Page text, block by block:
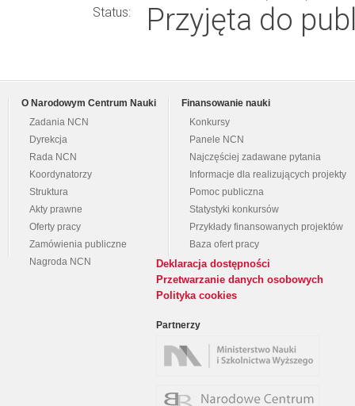
Status: Przyjęta do
O Narodowym Centrum Nauki
Zadania NCN
Dyrekcja
Rada NCN
Koordynatorzy
Struktura
Akty prawne
Oferty pracy
Zamówienia publiczne
Nagroda NCN
Finansowanie nauki
Konkursy
Panele NCN
Najczęściej zadawane pytania
Informacje dla realizujących projekty
Pomoc publiczna
Statystyki konkursów
Przykłady finansowanych projektów
Baza ofert pracy
Deklaracja dostępności
Przetwarzanie danych osobowych
Polityka cookies
Partnerzy